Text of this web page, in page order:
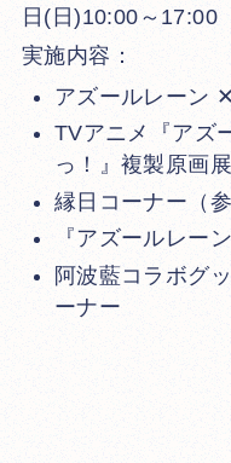
日(日)10:00～17:00
実施内容：
アズールレーン
TVアニメ『アズ
っ！』複製原画
縁日コーナー（参
『アズールレー
阿波藍コラボグ
ーナー